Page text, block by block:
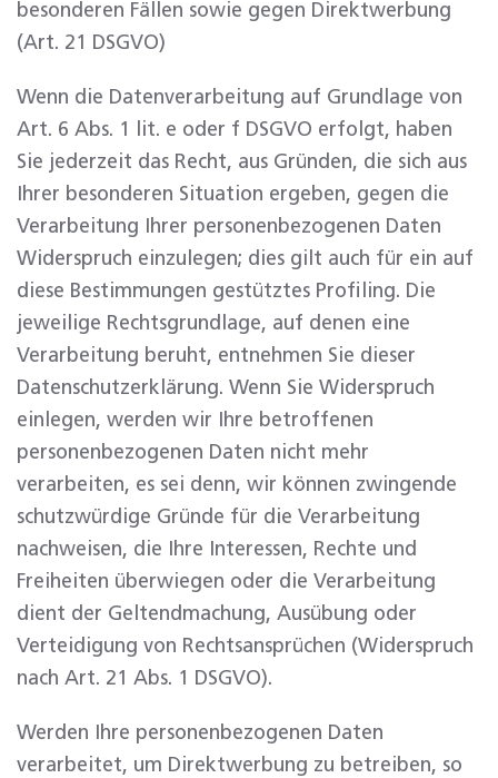
besonderen Fällen sowie gegen Direktwerbung
(Art. 21 DSGVO)
Wenn die Datenverarbeitung auf Grundlage von
Art. 6 Abs. 1 lit. e oder f DSGVO erfolgt, haben
Sie jederzeit das Recht, aus Gründen, die sich aus
Ihrer besonderen Situation ergeben, gegen die
Verarbeitung Ihrer personenbezogenen Daten
Widerspruch einzulegen; dies gilt auch für ein auf
diese Bestimmungen gestütztes Profiling. Die
jeweilige Rechtsgrundlage, auf denen eine
Verarbeitung beruht, entnehmen Sie dieser
Datenschutzerklärung. Wenn Sie Widerspruch
einlegen, werden wir Ihre betroffenen
personenbezogenen Daten nicht mehr
verarbeiten, es sei denn, wir können zwingende
schutzwürdige Gründe für die Verarbeitung
nachweisen, die Ihre Interessen, Rechte und
Freiheiten überwiegen oder die Verarbeitung
dient der Geltendmachung, Ausübung oder
Verteidigung von Rechtsansprüchen (Widerspruch
nach Art. 21 Abs. 1 DSGVO).
Werden Ihre personenbezogenen Daten
verarbeitet, um Direktwerbung zu betreiben, so